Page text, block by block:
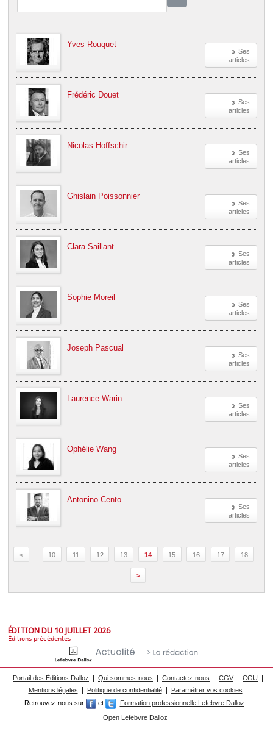
Ses
articles
Yves Rouquet
Ses
articles
Frédéric Douet
Ses
articles
Nicolas Hoffschir
Ses
articles
Ghislain Poissonnier
Ses
articles
Clara Saillant
Ses
articles
Sophie Moreil
Ses
articles
Joseph Pascual
Ses
articles
Laurence Warin
Ses
articles
Ophélie Wang
Ses
articles
Antonino Cento
< 10 11 12 13 14 15 16 17 18
>
ÉDITION DU 10 JUILLET 2026
Éditions précédentes
Portail des Éditions Dalloz Qui sommes-nous Contactez-nous CGV
CGU
Mentions légales
Politique de confidentialité
Paramétrer vos cookies
Retrouvez-nous sur
et
Formation professionnelle Lefebvre Dalloz
Open Lefebvre Dalloz